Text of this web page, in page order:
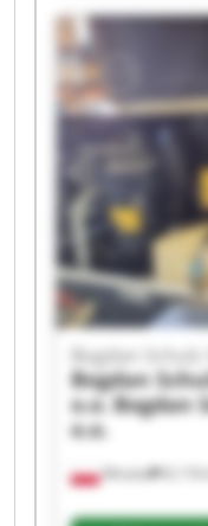
Spółka z o.o.
Schulz Spółka z
Bogdan Schulz
Spółka z o.o.
Schulz Spółka z
Bogdan Schulz
Spółka z o.o.
Schulz Spółka z
Wioska
Bogdan Schulz
Bogdan
o.o. Bogdan
o.o.